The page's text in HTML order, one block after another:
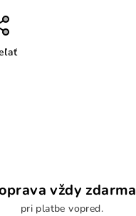
vždy zdarma
pri platbe vopred.